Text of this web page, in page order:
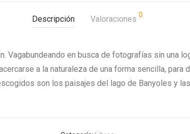
Descripción Valoraciones 0
Vagabundeando en busca de fotografías sin una
a la naturaleza de una forma sencilla,
son los paisajes del lago de Banyoles y